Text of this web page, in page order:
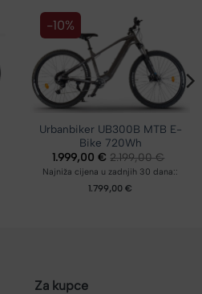
-10%
Urbanbiker UB300B MTB E-
Bike 720Wh
1.999,00€ 2.199,00€
Najniža cijena u zadnjih 30 dana::
1.799,00 €
Za kupce